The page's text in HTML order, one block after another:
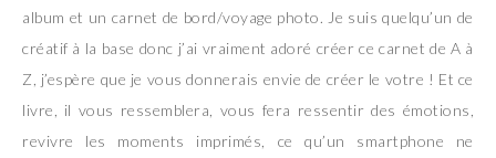
album et un carnet de bord/voyage photo. Je suis quelqu’un de
créatif à la base donc j’ai vraiment adoré créer ce carnet de A à
Z, j’espère que je vous donnerais envie de créer le votre ! Et ce
livre, il vous ressemblera, vous fera ressentir des émotions,
revivre les moments imprimés, ce qu’un smartphone ne